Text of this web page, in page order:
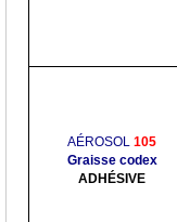
AÉROSOL 105
Graisse codex
ADHÉSIVE